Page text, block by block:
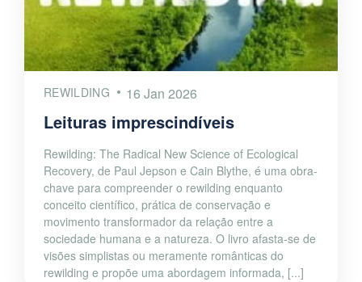
REWILDING 16 Jan 2026
Leituras imprescindíveis
Rewilding: The Radical New Science of Ecological
Recovery, de Paul Jepson e Cain Blythe, é uma obra-
chave para compreender o rewilding enquanto
conceito científico, prática de conservação e
movimento transformador da relação entre a
sociedade humana e a natureza. O livro afasta-se de
visões simplistas ou meramente românticas do
rewilding e propõe uma abordagem informada, [...]